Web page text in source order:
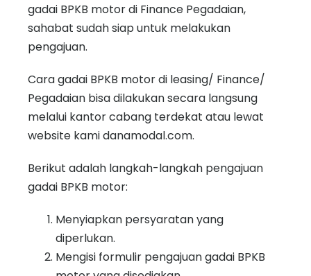
gadai BPKB motor di Finance Pegadaian,
sahabat sudah siap untuk melakukan
pengajuan.
Cara gadai BPKB motor di leasing/ Finance/
Pegadaian bisa dilakukan secara langsung
melalui kantor cabang terdekat atau lewat
website kami danamodal.com.
Berikut adalah langkah-langkah pengajuan
gadai BPKB motor:
Menyiapkan persyaratan yang
diperlukan.
Mengisi formulir pengajuan gadai BPKB